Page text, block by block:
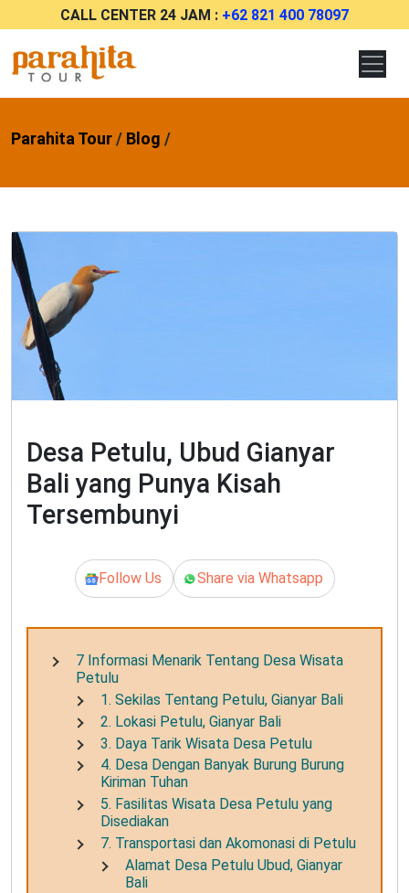
CALL CENTER 24 JAM : +62 821 400 78097
Parahita Tour/ Blog /
Desa Petulu, Ubud Gianyar
Bali yang Punya Kisah
Tersembunyi
Follow Us Share via Whatsapp
7 Informasi Menarik Tentang Desa Wisata
Petulu
1. Sekilas Tentang Petulu, Gianyar Bali
2. Lokasi Petulu, Gianyar Bali
3. Daya Tarik Wisata Desa Petulu
4. Desa Dengan Banyak Burung Burung
Kiriman Tuhan
5. Fasilitas Wisata Desa Petulu yang
Disediakan
7. Transportasi dan Akomonasi di Petulu
Alamat Desa Petulu Ubud, Gianyar
Bali